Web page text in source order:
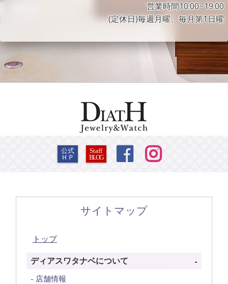
営業時間10:00~19:00
(定休日)毎週月曜、毎月第1日曜
公式
ＨＰ
Staff
BLOG
 
サイトマップ
トップ
ディアスワタナベについて
店舗情報